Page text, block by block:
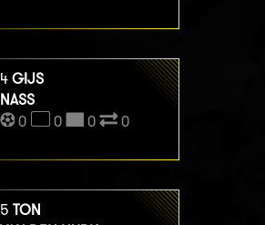
4 GIJS
NASS
0
0 0 0
5 TON